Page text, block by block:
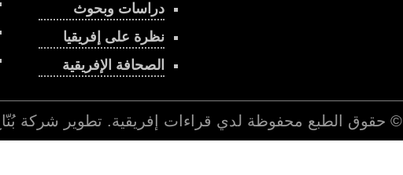
دراسات وبحوث
نظرة على إفريقيا
الصحافة الإفريقية
© حقوق الطبع محفوظة لدي قراءات إفريقية. تطوير شركة